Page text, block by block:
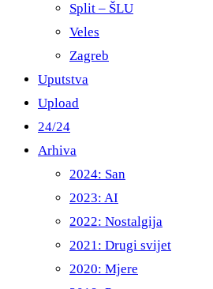
Split – ŠLU
Veles
Zagreb
Uputstva
Upload
24/24
Arhiva
2024: San
2023: AI
2022: Nostalgija
2021: Drugi svijet
2020: Mjere